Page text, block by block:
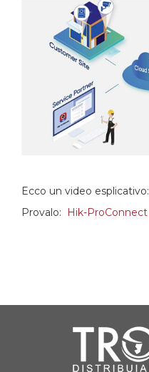
Ecco un video esplicativo:
Provalo:
Hik-ProConnect